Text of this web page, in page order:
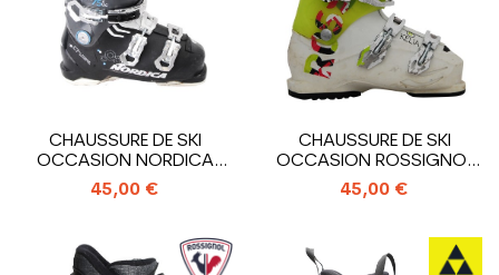
CHAUSSURE DE SKI
OCCASION NORDICA
CRUISE 75 X WR
45,00 €
CHAUSSURE DE SKI
OCCASION ROSSIGNOL
KELIA
45,00 €